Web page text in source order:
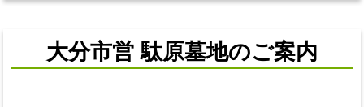
大分市営 駄原墓地のご案内